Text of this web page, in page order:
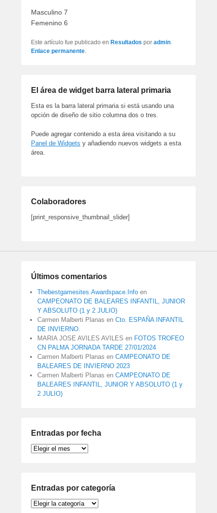
Masculino 7
Femenino 6
Este artículo fue publicado en Resultados por admin.
Enlace permanente.
El área de widget barra lateral primaria
Esta es la barra lateral primaria si está usando una
opción de diseño de sitio columna dos o tres.
Puede agregar contenido a esta área visitando a su
Panel de Widgets y añadiendo nuevos widgets a esta
área.
Colaboradores
[print_responsive_thumbnail_slider]
Últimos comentarios
Thebestgamesites.Awardspace.Info en
CAMPEONATO DE BALEARES INFANTIL, JUNIOR
Y ABSOLUTO (1 y 2 JULIO)
Carmen Malberti Planas en Cto. ESPAÑA INFANTIL
DE INVIERNO.
MARIA JOSE AVILES AVILES en FOTOS TROFEO
CN PALMA JORNADA TARDE 27/01/2024
Carmen Malberti Planas en CAMPEONATO DE
BALEARES DE INVIERNO 2023
Carmen Malberti Planas en CAMPEONATO DE
BALEARES INFANTIL, JUNIOR Y ABSOLUTO (1 y
2 JULIO)
Entradas por fecha
Entradas
Entradas por categoría
Entradas